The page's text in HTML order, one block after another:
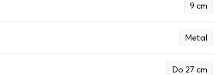
9 cm
Metal
Do 27 cm